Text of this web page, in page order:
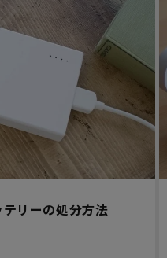
リーの処分方法